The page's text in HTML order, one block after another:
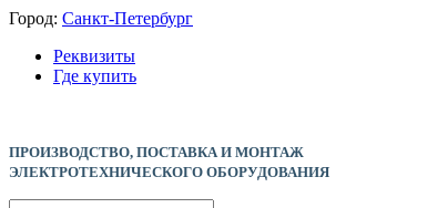
Город: Санкт-Петербург
Реквизиты
Где купить
ПРОИЗВОДСТВО, ПОСТАВКА И МОНТАЖ
ЭЛЕКТРОТЕХНИЧЕСКОГО ОБОРУДОВАНИЯ